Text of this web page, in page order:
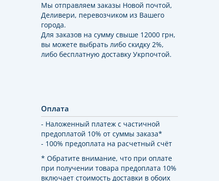
Мы отправляем заказы Новой почтой,
Деливери, перевозчиком из Вашего
города.
Для заказов на сумму свыше 12000 грн,
вы можете выбрать либо скидку 2%,
либо бесплатную доставку Укрпочтой.
Оплата
- Наложенный платеж с частичной
предоплатой 10% от суммы заказа*
- 100% предоплата на расчетный счёт
* Обратите внимание, что при оплате
при получении товара предоплата 10%
включает стоимость доставки в обоих